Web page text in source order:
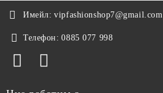
Имейл: vipfashionshop7@gmail.com
Телефон: 0885 077 998